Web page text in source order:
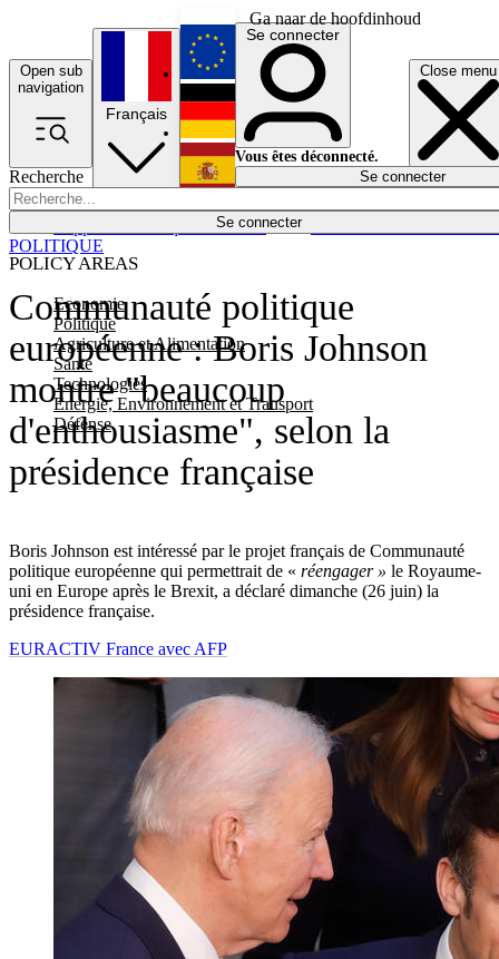
Ga naar de hoofdinhoud
Open sub
navigation
Close menu
Recherche
Se connecter
POLICY AREAS
Economie
Politique
Agriculture et Alimentation
Santé
Technologies
Energie, Environnement et Transport
Défense
Économie
Français
English
Deutsch
Español
Se connecter
Vous êtes déconnecté.
Se connecter
Communauté politique
européenne : Boris Johnson
montre "beaucoup
d'enthousiasme", selon la
présidence française
Boris Johnson est intéressé par le projet français de Communauté
politique européenne qui permettrait de « réengager » le Royaume-
uni en Europe après le Brexit, a déclaré dimanche (26 juin) la
présidence française.
POLITIQUE
EURACTIV France avec AFP